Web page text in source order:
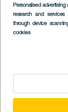
Personalised
research and services
through device
cookies
Imagen
Listado